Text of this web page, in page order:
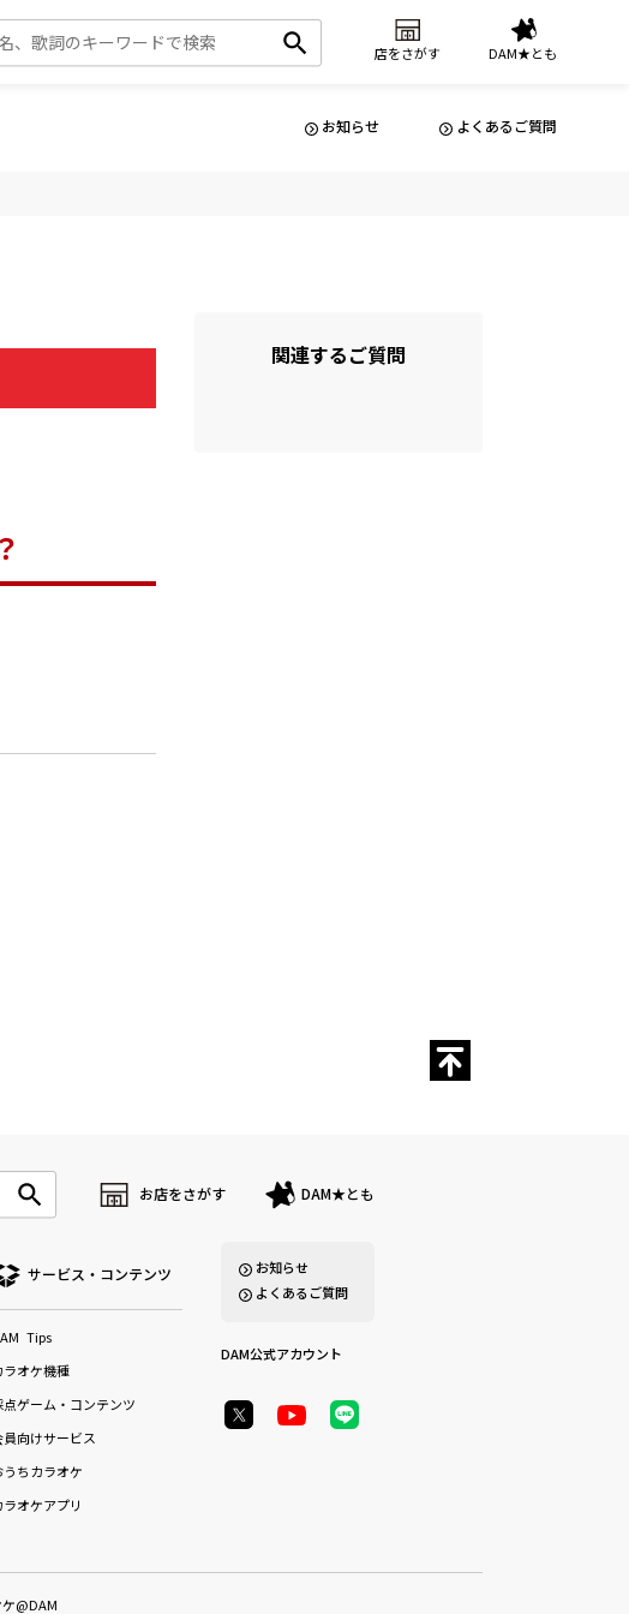
店をさがす DAM★とも
お知らせ よくあるご質問
関連するご質問
お店をさがす DAM★とも
サービス・コンテンツ
Tips
ラオケ機種
点ゲーム・コンテンツ
員向けサービス
うちカラオケ
ラオケアプリ
お知らせ
よくあるご質問
DAM公式アカウント
@DAM